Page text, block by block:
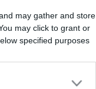
may gather and store
may click to grant or
specified purposes